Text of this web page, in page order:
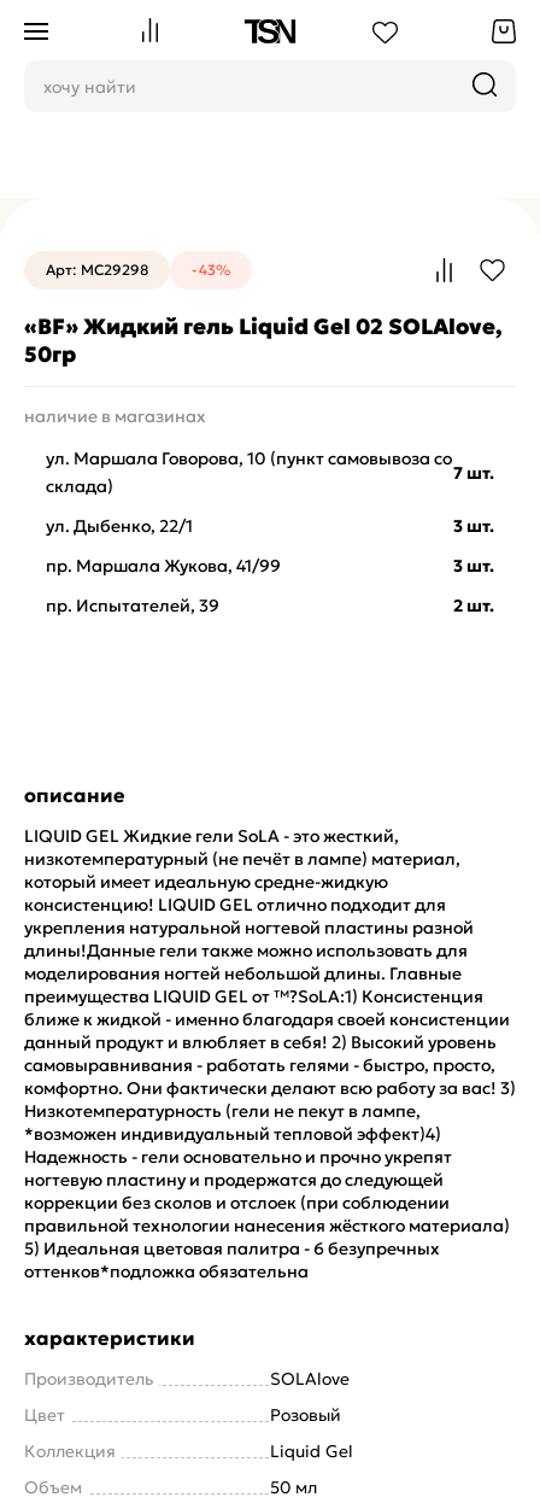
Арт: MC29298 -43%
«BF» Жидкий гель Liquid Gel 02 SOLAlove,
50гр
наличие в магазинах
ул. Маршала Говорова, 10 (пункт самовывоза со
склада)
7 шт.
ул. Дыбенко, 22/1
3 шт.
пр. Маршала Жукова, 41/99
3 шт.
пр. Испытателей, 39
2 шт.
описание
LIQUID GEL Жидкие гели SoLA - это жесткий,
низкотемпературный (не печёт в лампе) материал,
который имеет идеальную средне-жидкую
консистенцию! LIQUID GEL отлично подходит для
укрепления натуральной ногтевой пластины разной
длины!Данные гели также можно использовать для
моделирования ногтей небольшой длины. Главные
преимущества LIQUID GEL от ™?SoLA:1) Консистенция
ближе к жидкой - именно благодаря своей консистенции
данный продукт и влюбляет в себя! 2) Высокий уровень
самовыравнивания - работать гелями - быстро, просто,
комфортно. Они фактически делают всю работу за вас! 3)
Низкотемпературность (гели не пекут в лампе,
*возможен индивидуальный тепловой эффект)4)
Надежность - гели основательно и прочно укрепят
ногтевую пластину и продержатся до следующей
коррекции без сколов и отслоек (при соблюдении
правильной технологии нанесения жёсткого материала)
5) Идеальная цветовая палитра - 6 безупречных
оттенков*подложка обязательна
характеристики
Производитель
SOLAlove
Цвет
Розовый
Коллекция
Liquid Gel
Объем
50 мл